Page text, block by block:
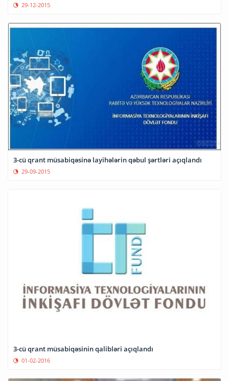
29-12-2015
3-cü qrant müsabiqəsinə layihələrin qəbul şərtləri açıqlandı
29-09-2015
3-cü qrant müsabiqəsinin qalibləri açıqlandı
01-02-2016